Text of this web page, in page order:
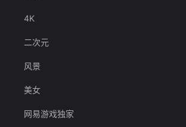
4K
二次元
风景
美女
网易游戏独家